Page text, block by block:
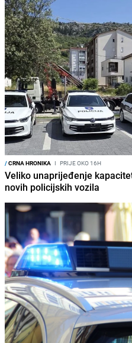
/CRNA HRONIKA I PRIJE OKO 16H
Veliko unaprijeđenje
novih policijskih vozila